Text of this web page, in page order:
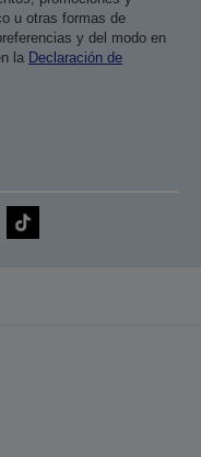
u otras formas de
y del modo en
la Declaración de